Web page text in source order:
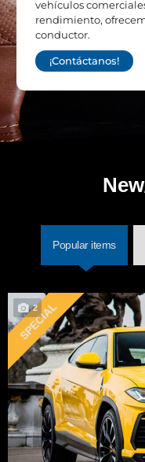
vehículos
rendimiento,
conductor.
¡Contáctanos!
Popular items
2
SPECIAL